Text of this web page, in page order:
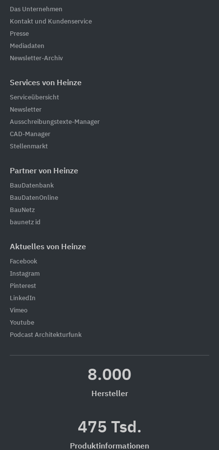
Das Unternehmen
Kontakt und Kundenservice
Presse
Mediadaten
Newsletter-Archiv
Services von Heinze
Serviceübersicht
Newsletter
Ausschreibungstexte-Manager
CAD-Manager
Stellenmarkt
Partner von Heinze
BauDatenbank
BauDatenOnline
BauNetz
baunetz id
Aktuelles von Heinze
Facebook
Instagram
Pinterest
LinkedIn
Vimeo
Youtube
Podcast Architekturfunk
8.000
Hersteller
475 Tsd.
Produktinformationen